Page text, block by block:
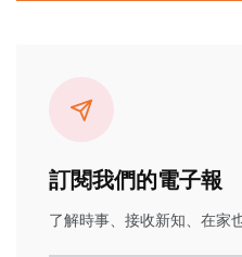
訂閱我們的電子報
了解時事、接收新知、在家